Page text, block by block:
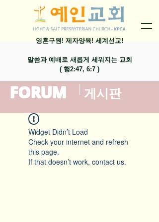
영혼구원! 제자양육! 세계선교!
말씀과 예배로 새롭게 세워지는 교회
​( 행2:47, 6:7 )
FORUM ​게시판
Widget Didn’t Load
Check your internet and refresh
this page.
If that doesn’t work, contact us.